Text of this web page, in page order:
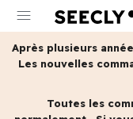
menu
Après plusieurs
Les nouvelles
Toutes les